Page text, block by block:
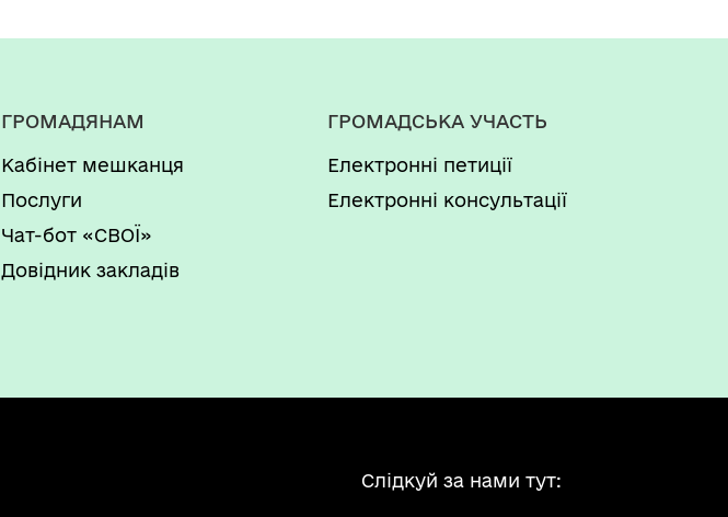
ГРОМАДЯНАМ
Кабінет мешканця
Послуги
Чат-бот «СВОЇ»
Довідник закладів
ГРОМАДСЬКА УЧАСТЬ
Електронні петиції
Електронні консультації
Слідкуй за нами тут: